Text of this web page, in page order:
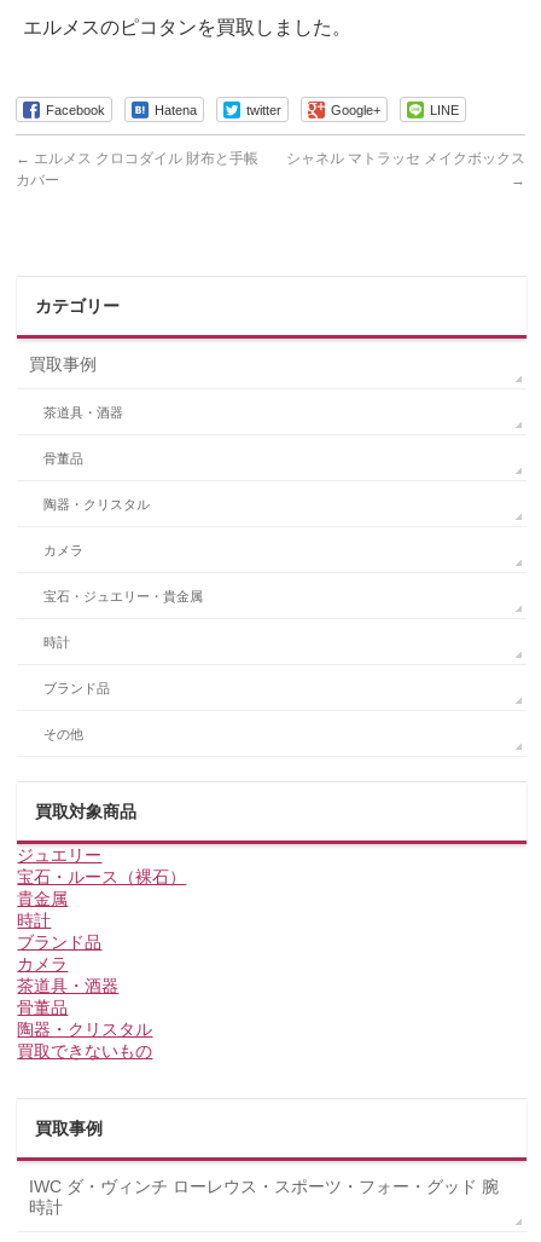
エルメスのピコタンを買取しました。
Facebook Hatena twitter Google+ LINE
← エルメス クロコダイル 財布と手帳
カバー
シャネル マトラッセ メイクボックス
→
カテゴリー
買取事例
茶道具・酒器
骨董品
陶器・クリスタル
カメラ
宝石・ジュエリー・貴金属
時計
ブランド品
その他
買取対象商品
ジュエリー
宝石・ルース（裸石）
貴金属
時計
ブランド品
カメラ
茶道具・酒器
骨董品
陶器・クリスタル
買取できないもの
買取事例
IWC ダ・ヴィンチ ローレウス・スポーツ・フォー・グッド 腕
時計